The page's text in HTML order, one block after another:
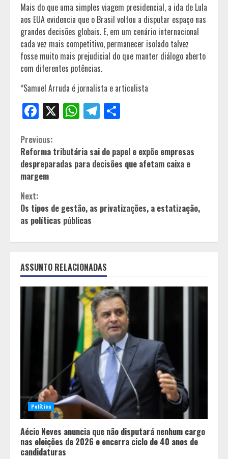
Mais do que uma simples viagem presidencial, a ida de Lula
aos EUA evidencia que o Brasil voltou a disputar espaço nas
grandes decisões globais. E, em um cenário internacional
cada vez mais competitivo, permanecer isolado talvez
fosse muito mais prejudicial do que manter diálogo aberto
com diferentes potências.
*Samuel Arruda é jornalista e articulista
Facebook
X WhatsApp
Telegram
Continue
Reading
Previous:
Reforma tributária sai do papel e expõe empresas
despreparadas para decisões que afetam caixa e
margem
Next:
Os tipos de gestão, as privatizações, a estatização,
as políticas públicas
ASSUNTO RELACIONADAS
Política
Aécio Neves anuncia que não disputará nenhum cargo
nas eleições de 2026 e encerra ciclo de 40 anos de
candidaturas